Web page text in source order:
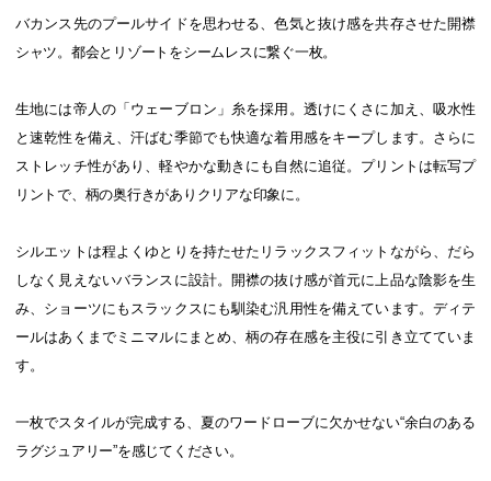
バカンス先のプールサイドを思わせる、色気と抜け感を共存させた開襟
シャツ。都会とリゾートをシームレスに繋ぐ一枚。
生地には帝人の「ウェーブロン」糸を採用。透けにくさに加え、吸水性
と速乾性を備え、汗ばむ季節でも快適な着用感をキープします。さらに
ストレッチ性があり、軽やかな動きにも自然に追従。プリントは転写プ
リントで、柄の奥行きがありクリアな印象に。
シルエットは程よくゆとりを持たせたリラックスフィットながら、だら
しなく見えないバランスに設計。開襟の抜け感が首元に上品な陰影を生
み、ショーツにもスラックスにも馴染む汎用性を備えています。ディテ
ールはあくまでミニマルにまとめ、柄の存在感を主役に引き立てていま
す。
一枚でスタイルが完成する、夏のワードローブに欠かせない“余白のある
ラグジュアリー”を感じてください。